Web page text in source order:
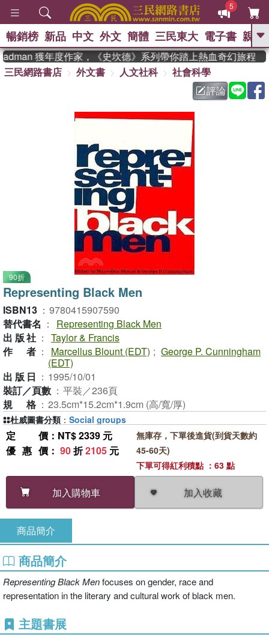
5
GO
熱搜： 東野圭吾 、 高希均教授回憶錄
父親節 、 如果歷
暑期推薦 、 國際布克
獎 臺灣漫遊錄 、 方念華
登輝時代 、 數學女孩：黎曼猜想
暢銷榜 新品 中文 外文 簡體 三民東大 電子書 親子
獲年度作家，《史坎德》系列帶你踏上熱血奇幻旅程
三民網路書店
外文書 人文社科
社會科學
評論
90折
Representing Black Men
ISBN13 ： 9780415907590
替代書名 ：
Representing Black Men
出版社 ： Taylor & Francis
作者 ： Marcellus Blount (EDT) ; George P. Cunningham
(EDT)
出版日 ： 1995/10/01
裝訂／頁數 ： 平裝／236頁
規格 ： 23.5cm*15.2cm*1.9cm (高/寬/厚)
定價 ：NT$ 2339 元
優惠價 ： 90折2105 元
加入購物車 加入收藏
無庫存，下單後進貨(到貨天數約
45-60天)
下單可得紅利積點 ：63 點
杜威圖書分類 ： Social groups
商品簡介
商品簡介
Representing Black Menfocuses on gender, race and
representation in the literary and cultural work of black men.
主題書展